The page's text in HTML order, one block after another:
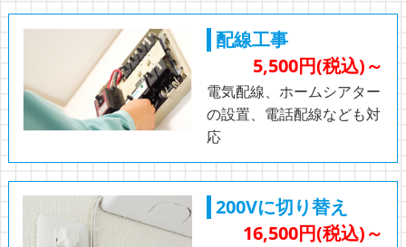
配線工事
5,500円(税込)～
電気配線、ホームシアター
の設置、電話配線なども対
応
200Vに切り替え
16,500円(税込)～